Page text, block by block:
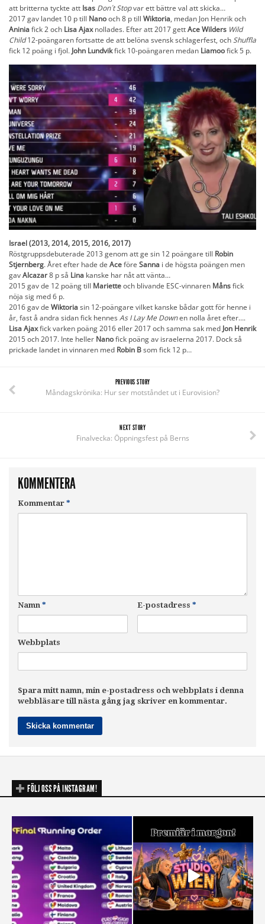
att britterna tyckte att Isas Don´t Stopvar ett bättre val att skicka…
2017 gav landet 10 p till Nanooch 8 p till Wiktoria, medan Jon Henrik och
Aniniafick 2 och Lisa Ajaxnollades. Efter att 2017 gettAce Wilders Wild
Child12-poängaren fortsatte de att belöna svensk schlagerfest, ochShuffla
fick 12 poäng i fjol. John Lundvikfick 10-poängaren medan Liamoofick 5 p.
Israel (2013, 2014, 2015, 2016, 2017)
Röstgruppsdebuterade 2013 genom att ge sin 12 poängare till Robin
Stjernberg. Året efter hade de Aceföre Sanna i de högsta poängen men
gavAlcazar8 p så Lina kanske har nåt att vänta…
2015 gav de 12 poäng till Marietteoch blivande ESC-vinnaren Månsfick
nöja sig med 6 p.
2016 gav de Wiktoriasin 12-poängare vilket kanske bådar gott för henne i
år, fast å andra sidan fick hennesAs I Lay Me Downen nolla året efter….
Lisa Ajaxfick varken poäng 2016 eller 2017 och samma sak med Jon Henrik
2015 och 2017. Inte heller Nanofick poäng av israelerna 2017. Dock så
prickade landet in vinnaren med Robin Bsom fick 12 p…
PREVIOUS STORY
Måndagskrönika: Hur ser motståndet ut i Eurovision?
NEXT STORY
Finalvecka: Öppningsfest på Berns
KOMMENTERA
Kommentar *
Namn * E-postadress *
Webbplats
Spara mitt namn, min e-postadress och webbplats i denna
webbläsare till nästa gång jag skriver en kommentar.
FÖLJ OSS PÅ INSTAGRAM!